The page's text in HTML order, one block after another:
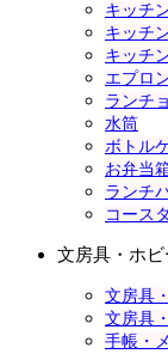
キッチ
キッチ
キッチ
エプロ
ランチ
水筒
ボトル
お弁当
ランチ
コース
文房具・ホ
文房具
文房具
手帳・